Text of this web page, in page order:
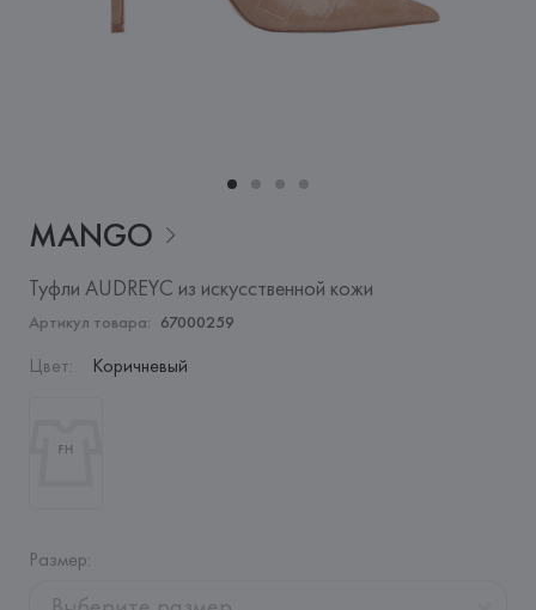
MANGO
Туфли AUDREYC из искусственной кожи
Артикул товара: 67000259
Цвет: Коричневый
Размер: